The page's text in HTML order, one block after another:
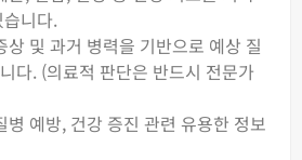
니다.
상 및 과거 병력을 기반으로 예상 질
다. (의료적 판단은 반드시 전문가
병 예방, 건강 증진 관련 유용한 정보